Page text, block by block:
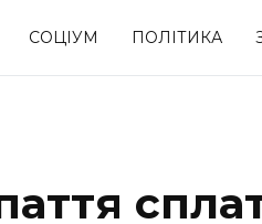
СОЦІУМ ПОЛІТИКА
Спорт